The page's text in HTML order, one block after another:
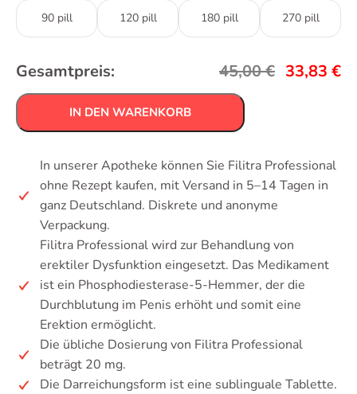
90 pill 120 pill 180 pill 270 pill
Gesamtpreis: 45,00€ 33,83 €
IN DEN WARENKORB
In unserer Apotheke können Sie Filitra Professional
ohne Rezept kaufen, mit Versand in 5–14 Tagen in
ganz Deutschland. Diskrete und anonyme
Verpackung.
Filitra Professional wird zur Behandlung von
erektiler Dysfunktion eingesetzt. Das Medikament
ist ein Phosphodiesterase-5-Hemmer, der die
Durchblutung im Penis erhöht und somit eine
Erektion ermöglicht.
Die übliche Dosierung von Filitra Professional
beträgt 20 mg.
Die Darreichungsform ist eine sublinguale Tablette.